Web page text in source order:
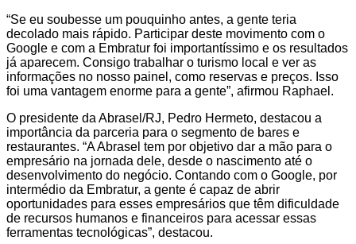
“Se eu soubesse um pouquinho antes, a gente teria
decolado mais rápido. Participar deste movimento com o
Google e com a Embratur foi importantíssimo e os resultados
já aparecem. Consigo trabalhar o turismo local e ver as
informações no nosso painel, como reservas e preços. Isso
foi uma vantagem enorme para a gente”, afirmou Raphael.
O presidente da Abrasel/RJ, Pedro Hermeto, destacou a
importância da parceria para o segmento de bares e
restaurantes. “A Abrasel tem por objetivo dar a mão para o
empresário na jornada dele, desde o nascimento até o
desenvolvimento do negócio. Contando com o Google, por
intermédio da Embratur, a gente é capaz de abrir
oportunidades para esses empresários que têm dificuldade
de recursos humanos e financeiros para acessar essas
ferramentas tecnológicas”, destacou.